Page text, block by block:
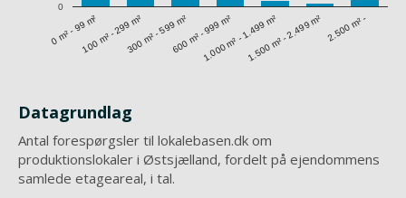
0 m² - 99 m²100 m² - 299 m²300 m² - 599 m²600 m² - 999 m²1.000 m² - 1.499 m²1.500 m² - 2.499 m² 2.500 m² -
0
Datagrundlag
Antal forespørgsler til lokalebasen.dk om
produktionslokaler i Østsjælland, fordelt på ejendommens
samlede etageareal, i tal.